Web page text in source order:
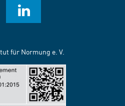
für Normung e. V.